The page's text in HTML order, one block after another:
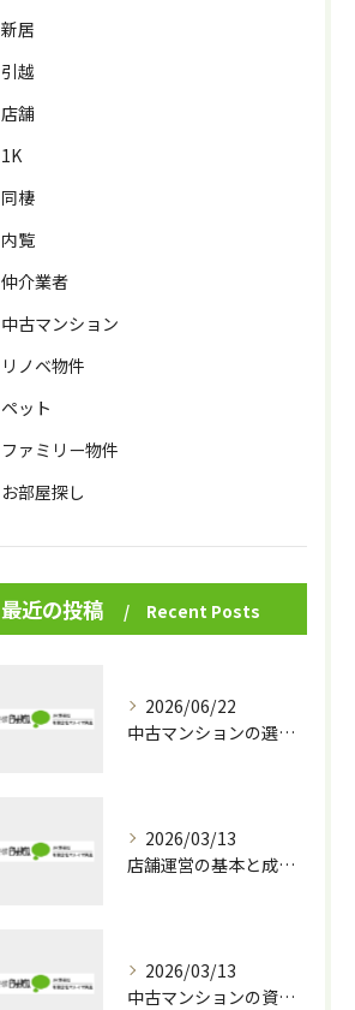
新居
引越
店舗
1K
同棲
内覧
仲介業者
中古マンション
リノベ物件
ペット
ファミリー物件
お部屋探し
最近の投稿 Recent Posts
2026/06/22
中古マンションの選び方を大阪府で予算ごとに徹底解説し安全性や資産価値も見極めるコツ
2026/03/13
店舗運営の基本と成功へ導くマネジメント実践術
2026/03/13
中古マンションの資産価値を守る築年数別の選び方と下落対策ガイド